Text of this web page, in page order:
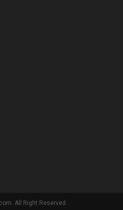
All Right Reserved.